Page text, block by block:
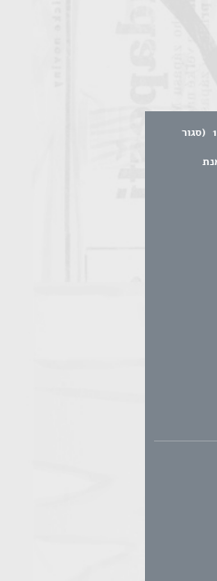
המוזיאון פתוח בימים א'-ה' בין השעות 0900 - 1500 (סגור